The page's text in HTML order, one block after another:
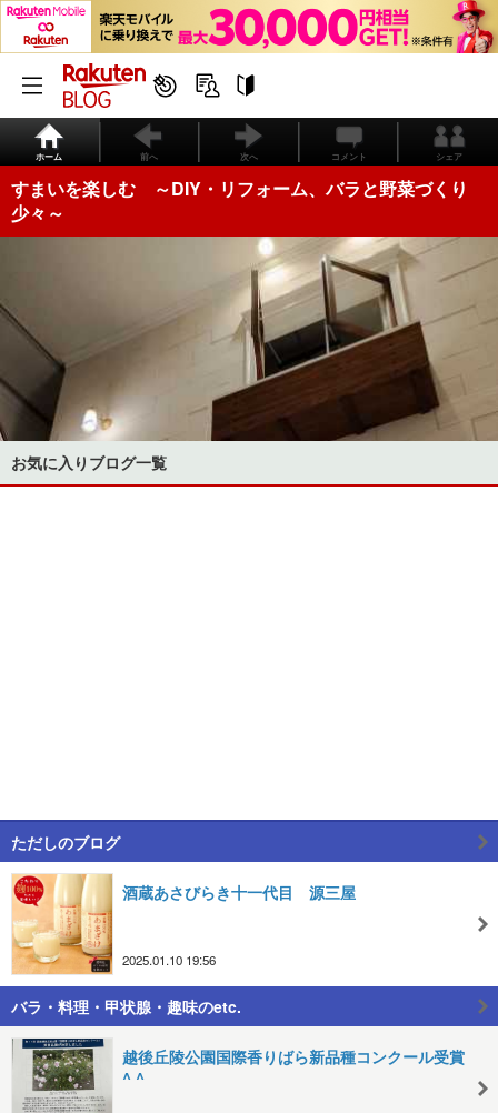
ホーム 前へ 次へ コメント シェア
すまいを楽しむ ～DIY・リフォーム、バラと野菜づくり
少々～
お気に入りブログ一覧
ただしのブログ
酒蔵あさびらき十一代目 源三屋
2025.01.10 19:56
バラ・料理・甲状腺・趣味のetc.
越後丘陵公園国際香りばら新品種コンクール受賞
^ ^